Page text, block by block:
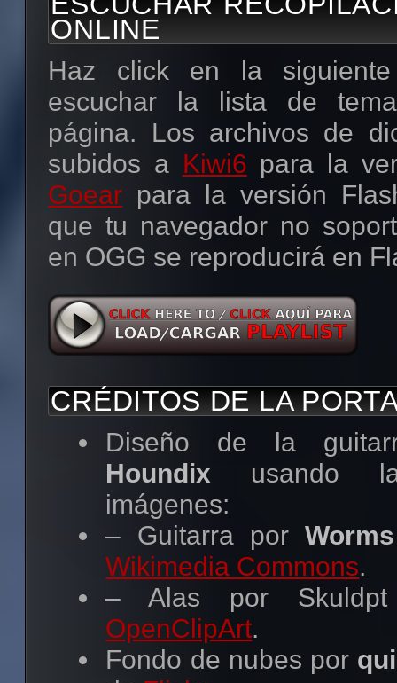
un mayor ‘feedback’,
descarga están puestos
pueda contar las veces
descargados.
Si compartes este
cualquier otro sitio
adelantado!),usa los
favor ;).
Metal-Libre.org
(máxima calidad) |
(320kbps)
Metal-Libre.org
(máxima calidad) |
(320kbps)
Imágenes:
(1417×1417) |
Cover(1772×1388)
ESCUCHAR ON-LINE
LISTEN / ESCUCHAR
ONLINE
Haz click en la
escuchar la lista de
página. Los archivos de
subidos a Kiwi6 para la
Goear para la versión
que tu navegador no
en OGG se reproducirá en
CRÉDITOS DE LA
Diseño de la
Houndix usando
imágenes:
– Guitarra por
Wikimedia Commons.
– Alas por
OpenClipArt.
Fondo de nubes por